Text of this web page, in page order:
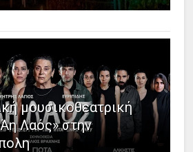
μουσικοθεατρική
Λαός» στην